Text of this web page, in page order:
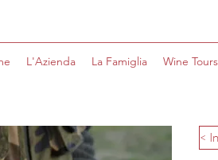
L'Azienda La Famiglia Wine Tours
<